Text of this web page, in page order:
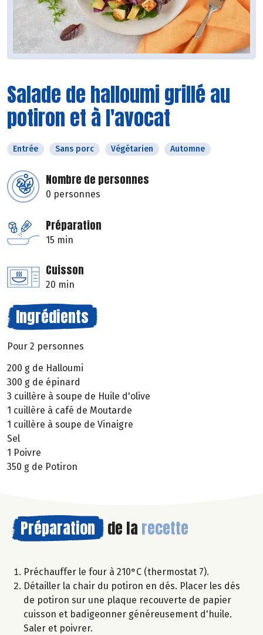
Salade de halloumi grillé au
potiron et à l'avocat
Entrée Sans porc Végétarien Automne
Nombre de personnes
0 personnes
Préparation
15 min
Cuisson
20 min
Ingrédients
Pour 2 personnes
200 g de Halloumi
300 g de épinard
3 cuillère à soupe de Huile d'olive
1 cuillère à café de Moutarde
1 cuillère à soupe de Vinaigre
Sel
1 Poivre
350 g de Potiron
Préparation de la recette
Préchauffer le four à 210°C (thermostat 7).
Détailler la chair du potiron en dés. Placer les dés
de potiron sur une plaque recouverte de papier
cuisson et badigeonner généreusement d'huile.
Saler et poivrer.